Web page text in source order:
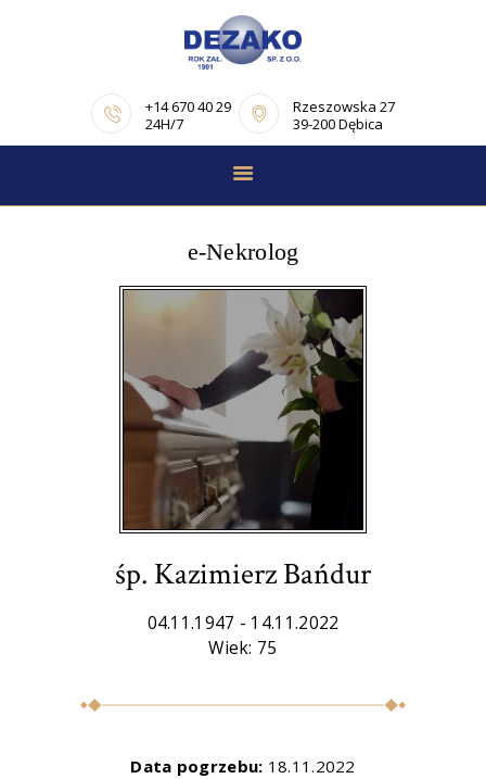
+14 670 40 29
24H/7
Rzeszowska 27
39-200 Dębica
STRONA GŁÓWNA
OFERTA
PORADNIK
POGRZEBOWY
OPINIE
KONTAKT
e-Nekrolog
śp. Kazimierz Bańdur
04.11.1947 - 14.11.2022
Wiek: 75
Data pogrzebu: 18.11.2022